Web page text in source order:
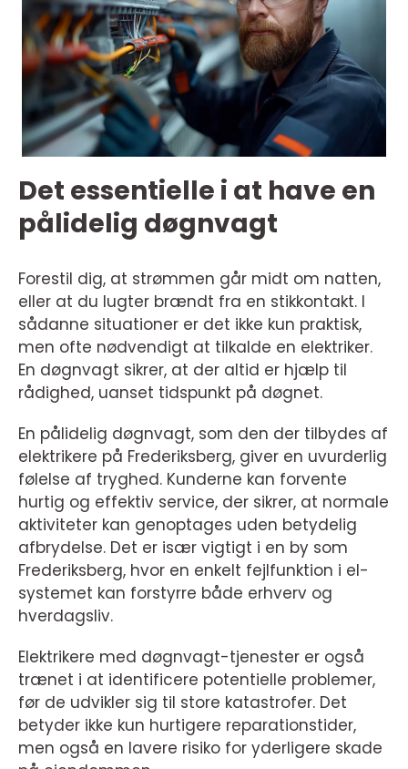
Det essentielle i at have en
pålidelig døgnvagt
Forestil dig, at strømmen går midt om natten,
eller at du lugter brændt fra en stikkontakt. I
sådanne situationer er det ikke kun praktisk,
men ofte nødvendigt at tilkalde en elektriker.
En døgnvagt sikrer, at der altid er hjælp til
rådighed, uanset tidspunkt på døgnet.
En pålidelig døgnvagt, som den der tilbydes af
elektrikere på Frederiksberg, giver en uvurderlig
følelse af tryghed. Kunderne kan forvente
hurtig og effektiv service, der sikrer, at normale
aktiviteter kan genoptages uden betydelig
afbrydelse. Det er især vigtigt i en by som
Frederiksberg, hvor en enkelt fejlfunktion i el-
systemet kan forstyrre både erhverv og
hverdagsliv.
Elektrikere med døgnvagt-tjenester er også
trænet i at identificere potentielle problemer,
før de udvikler sig til store katastrofer. Det
betyder ikke kun hurtigere reparationstider,
men også en lavere risiko for yderligere skade